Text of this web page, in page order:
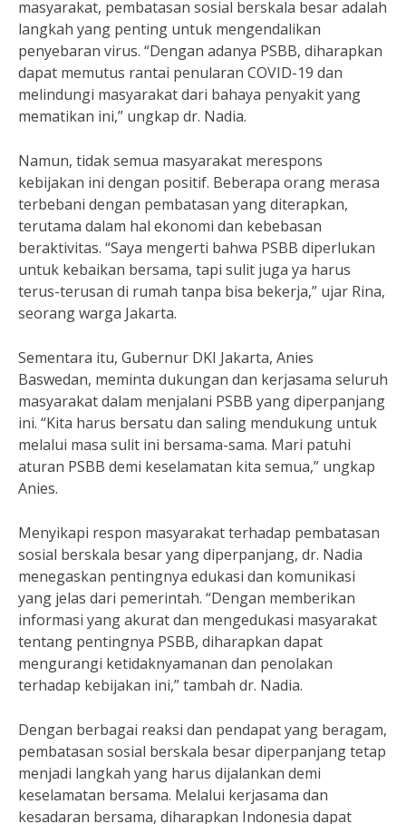
masyarakat, pembatasan sosial berskala besar adalah
langkah yang penting untuk mengendalikan
penyebaran virus. “Dengan adanya PSBB, diharapkan
dapat memutus rantai penularan COVID-19 dan
melindungi masyarakat dari bahaya penyakit yang
mematikan ini,” ungkap dr. Nadia.
Namun, tidak semua masyarakat merespons
kebijakan ini dengan positif. Beberapa orang merasa
terbebani dengan pembatasan yang diterapkan,
terutama dalam hal ekonomi dan kebebasan
beraktivitas. “Saya mengerti bahwa PSBB diperlukan
untuk kebaikan bersama, tapi sulit juga ya harus
terus-terusan di rumah tanpa bisa bekerja,” ujar Rina,
seorang warga Jakarta.
Sementara itu, Gubernur DKI Jakarta, Anies
Baswedan, meminta dukungan dan kerjasama seluruh
masyarakat dalam menjalani PSBB yang diperpanjang
ini. “Kita harus bersatu dan saling mendukung untuk
melalui masa sulit ini bersama-sama. Mari patuhi
aturan PSBB demi keselamatan kita semua,” ungkap
Anies.
Menyikapi respon masyarakat terhadap pembatasan
sosial berskala besar yang diperpanjang, dr. Nadia
menegaskan pentingnya edukasi dan komunikasi
yang jelas dari pemerintah. “Dengan memberikan
informasi yang akurat dan mengedukasi masyarakat
tentang pentingnya PSBB, diharapkan dapat
mengurangi ketidaknyamanan dan penolakan
terhadap kebijakan ini,” tambah dr. Nadia.
Dengan berbagai reaksi dan pendapat yang beragam,
pembatasan sosial berskala besar diperpanjang tetap
menjadi langkah yang harus dijalankan demi
keselamatan bersama. Melalui kerjasama dan
kesadaran bersama, diharapkan Indonesia dapat